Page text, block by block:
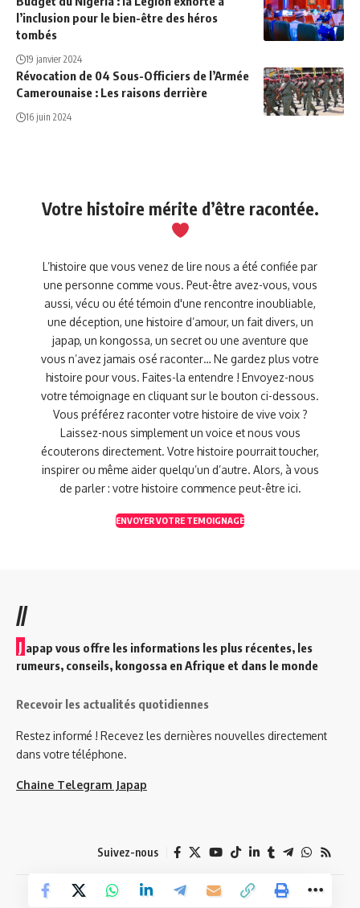
l’inclusion pour le bien-être des héros
tombés
19 janvier 2024
Révocation de 04 Sous-Officiers de l’Armée
Camerounaise : Les raisons derrière
16 juin 2024
Votre histoire mérite d’être racontée.
L’histoire que vous venez de lire nous a été confiée par
une personne comme vous. Peut-être avez-vous, vous
aussi, vécu ou été témoin d'une rencontre inoubliable,
une déception, une histoire d’amour, un fait divers, un
japap, un kongossa, un secret ou une aventure que
vous n’avez jamais osé raconter… Ne gardez plus votre
histoire pour vous. Faites-la entendre ! Envoyez-nous
votre témoignage en cliquant sur le bouton ci-dessous.
Vous préférez raconter votre histoire de vive voix ?
Laissez-nous simplement un voice et nous vous
écouterons directement. Votre histoire pourrait toucher,
inspirer ou même aider quelqu’un d’autre. Alors, à vous
de parler : votre histoire commence peut-être ici.
ENVOYER VOTRE TEMOIGNAGE
//
J apap vous offre les informations les plus récentes, les
rumeurs, conseils, kongossa en Afrique et dans le monde
Recevoir les actualités quotidiennes
Restez informé ! Recevez les dernières nouvelles directement
dans votre téléphone.
Chaine Telegram Japap
Suivez-nous
© 2026 Japap Info. Tous droits réservés.